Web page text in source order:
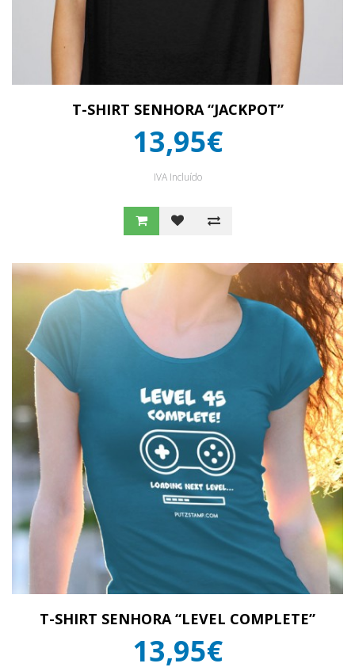
T-SHIRT SENHORA “JACKPOT”
13,95€
IVA Incluído
T-SHIRT SENHORA “LEVEL COMPLETE”
13,95€